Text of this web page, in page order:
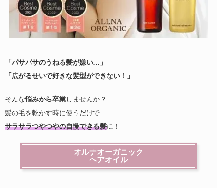
「パサパサのうねる髪が嫌い…」
「広がるせいで好きな髪型ができない！」
そんな悩みから卒業しませんか？
髪の毛を乾かす時に使うだけで
サラサラつやつやの自慢できる髪に！
オルナオーガニック
ヘアオイル